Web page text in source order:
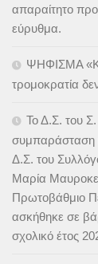
απαραίτητο
εύρυθμα.
ΨΗΦΙΣΜΑ
τρομοκρατία
Το Δ.Σ. του
συμπαράσταση
Δ.Σ. του
Μαρία
Πρωτοβάθμιο
ασκήθηκε σε
σχολικό έτος